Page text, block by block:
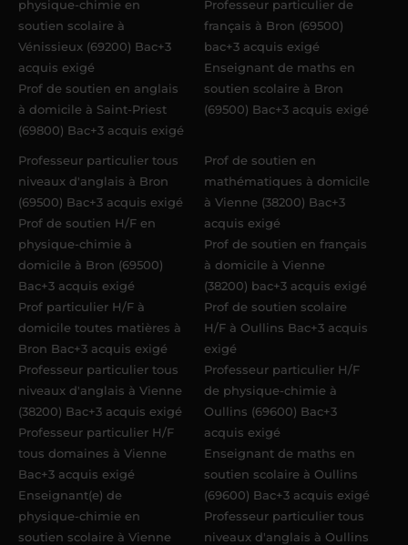
physique-chimie en
soutien scolaire à
Vénissieux (69200) Bac+3
acquis exigé
Prof de soutien en anglais
à domicile à Saint-Priest
(69800) Bac+3 acquis exigé
Professeur particulier de
français à Bron (69500)
bac+3 acquis exigé
Enseignant de maths en
soutien scolaire à Bron
(69500) Bac+3 acquis exigé
Professeur particulier tous
niveaux d'anglais à Bron
(69500) Bac+3 acquis exigé
Prof de soutien H/F en
physique-chimie à
domicile à Bron (69500)
Bac+3 acquis exigé
Prof particulier H/F à
domicile toutes matières à
Bron Bac+3 acquis exigé
Professeur particulier tous
niveaux d'anglais à Vienne
(38200) Bac+3 acquis exigé
Professeur particulier H/F
tous domaines à Vienne
Bac+3 acquis exigé
Enseignant(e) de
physique-chimie en
soutien scolaire à Vienne
Prof de soutien en
mathématiques à domicile
à Vienne (38200) Bac+3
acquis exigé
Prof de soutien en français
à domicile à Vienne
(38200) bac+3 acquis exigé
Prof de soutien scolaire
H/F à Oullins Bac+3 acquis
exigé
Professeur particulier H/F
de physique-chimie à
Oullins (69600) Bac+3
acquis exigé
Enseignant de maths en
soutien scolaire à Oullins
(69600) Bac+3 acquis exigé
Professeur particulier tous
niveaux d'anglais à Oullins